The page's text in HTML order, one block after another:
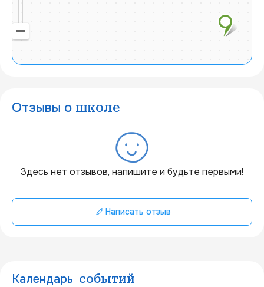
Отзывы о школе
Здесь нет отзывов, напишите и будьте первыми!
Написать отзыв
Календарь событий